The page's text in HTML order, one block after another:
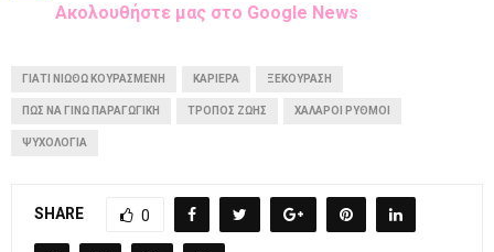
Aκολουθήστε μας στo Google News
ΓΙΑΤΙ ΝΙΩΘΩ ΚΟΥΡΑΣΜΕΝΗ ΚΑΡΙΈΡΑ ΞΕΚΟΎΡΑΣΗ
ΠΩΣ ΝΑ ΓΙΝΩ ΠΑΡΑΓΩΓΙΚΗ ΤΡΌΠΟΣ ΖΩΉΣ ΧΑΛΑΡΟΙ ΡΥΘΜΟΙ
ΨΥΧΟΛΟΓΊΑ
SHARE 0